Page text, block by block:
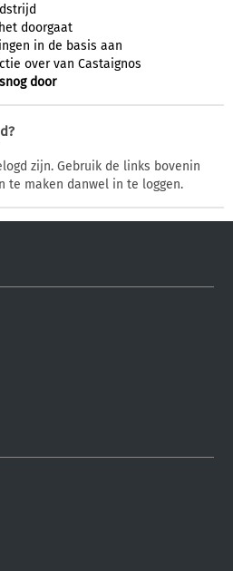
doorgaat
in de basis aan
over van Castaignos
door
zijn. Gebruik de links bovenin
te maken danwel in te loggen.